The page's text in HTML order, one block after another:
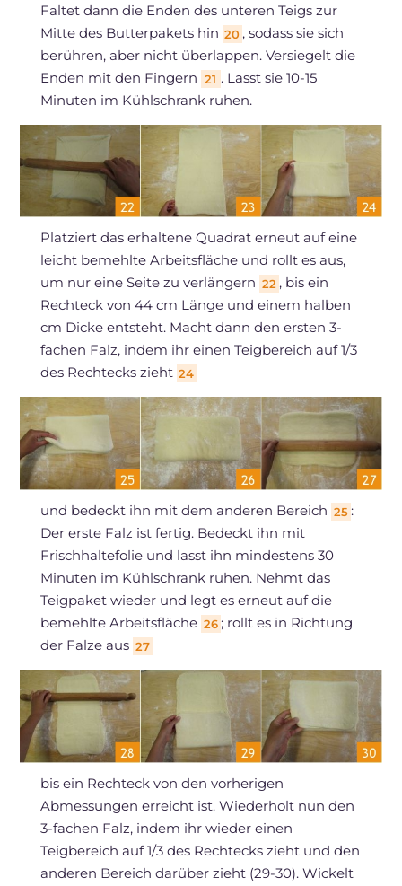
Faltet dann die Enden des unteren Teigs zur
Mitte des Butterpakets hin 20 , sodass sie sich
berühren, aber nicht überlappen. Versiegelt die
Enden mit den Fingern 21 . Lasst sie 10-15
Minuten im Kühlschrank ruhen.
Platziert das erhaltene Quadrat erneut auf eine
leicht bemehlte Arbeitsfläche und rollt es aus,
um nur eine Seite zu verlängern 22 , bis ein
Rechteck von 44 cm Länge und einem halben
cm Dicke entsteht. Macht dann den ersten 3-
fachen Falz, indem ihr einen Teigbereich auf 1/3
des Rechtecks zieht 24
und bedeckt ihn mit dem anderen Bereich 25 :
Der erste Falz ist fertig. Bedeckt ihn mit
Frischhaltefolie und lasst ihn mindestens 30
Minuten im Kühlschrank ruhen. Nehmt das
Teigpaket wieder und legt es erneut auf die
bemehlte Arbeitsfläche 26 ; rollt es in Richtung
der Falze aus 27
bis ein Rechteck von den vorherigen
Abmessungen erreicht ist. Wiederholt nun den
3-fachen Falz, indem ihr wieder einen
Teigbereich auf 1/3 des Rechtecks zieht und den
anderen Bereich darüber zieht (29-30). Wickelt